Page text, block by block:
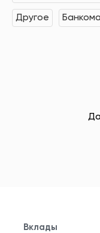
Другое
Вклады